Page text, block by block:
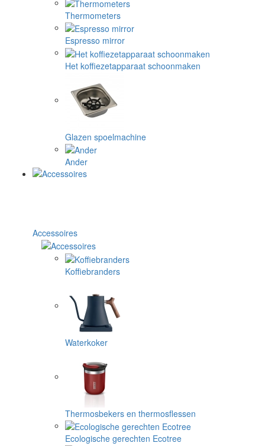
Thermometers
Espresso mirror
Het koffiezetapparaat schoonmaken
Glazen spoelmachine
Ander
Accessoires
Koffiebranders
Waterkoker
Thermosbekers en thermosflessen
Ecologische gerechten Ecotree